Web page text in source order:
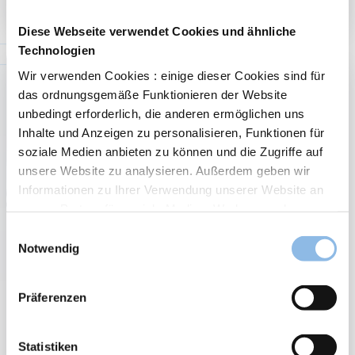
Diese Webseite verwendet Cookies und ähnliche
Technologien
Wir verwenden Cookies : einige dieser Cookies sind für
das ordnungsgemäße Funktionieren der Website
unbedingt erforderlich, die anderen ermöglichen uns
Inhalte und Anzeigen zu personalisieren, Funktionen für
soziale Medien anbieten zu können und die Zugriffe auf
unsere Website zu analysieren. Außerdem geben wir
Informationen zu Ihrer Verwendung unserer Website an
Informationen möglicherweise mit weiteren Daten
zusammen, die Sie ihnen bereitgestellt haben oder die
sie im Rahmen Ihrer Nutzung der Dienste gesammelt
haben.
ie haben die Möglichkeit, Ihre Präferenzen in Bezug auf
Notwendig
Präferenzen
Statistiken
Market Update Juli 2025
“Speak softly and carry a big stick”. Das war der außenpolitische
Ratschlag, den Theodore Roosevelt, der 26. Präsident der
Was er…